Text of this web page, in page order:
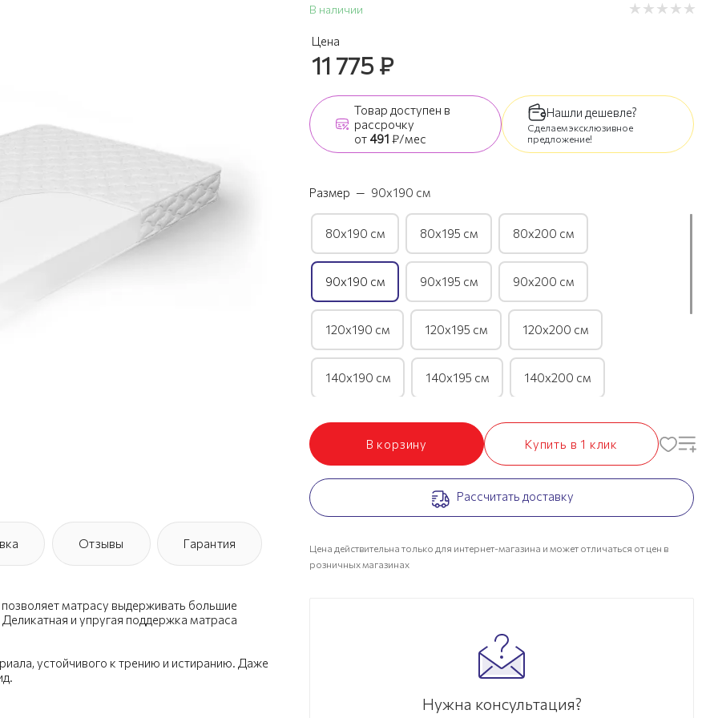
Отзывы Гарантия
матрасу выдерживать большие
и упругая поддержка матраса
устойчивого к трению и истиранию. Даже
В наличии
Цена
11 775₽
Товар доступен в
рассрочку
от 491 ₽/мес
Нашли дешевле?
Сделаем эксклюзивное
предложение!
Размер — 90х190 см
80х190 см 80х195 см 80х200 см
90х190 см 90х195 см 90х200 см
120х190 см 120х195 см 120х200 см
140х190 см 140х195 см 140х200 см
160х190 см 160х195 см 160х200 см
В корзину Купить в 1 клик
Рассчитать доставку
Цена действительна только для интернет-магазина и может отличаться от цен в
розничных магазинах
Нужна консультация?